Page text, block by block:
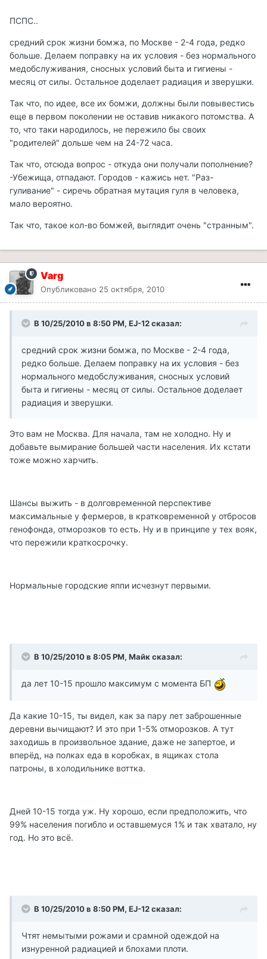
ПСПС..
средний срок жизни бомжа, по Москве - 2-4 года, редко
больше. Делаем поправку на их условия - без нормального
медобслуживания, сносных условий быта и гигиены -
месяц от силы. Остальное доделает радиация и зверушки.
Так что, по идее, все их бомжи, должны были повывестись
еще в первом поколении не оставив никакого потомства. А
то, что таки народилось, не пережило бы своих
"родителей" дольше чем на 24-72 часа.
Так что, отсюда вопрос - откуда они получали пополнение?
-Убежища, отпадают. Городов - кажись нет. "Раз-
гуливание" - сиречь обратная мутация гуля в человека,
мало вероятно.
Так что, такое кол-во бомжей, выглядит очень "странным".
Varg
Опубликовано 25 октября, 2010
В 10/25/2010 в 8:50 PM, EJ-12 сказал:
средний срок жизни бомжа, по Москве - 2-4 года,
редко больше. Делаем поправку на их условия - без
нормального медобслуживания, сносных условий
быта и гигиены - месяц от силы. Остальное доделает
радиация и зверушки.
Это вам не Москва. Для начала, там не холодно. Ну и
добавьте вымирание большей части населения. Их кстати
тоже можно харчить.
Шансы выжить - в долговременной перспективе
максимальные у фермеров, в кратковременной у отбросов
генофонда, отморозков то есть. Ну и в принципе у тех вояк,
что пережили краткосрочку.
Нормальные городские яппи исчезнут первыми.
В 10/25/2010 в 8:05 PM, Майк сказал:
да лет 10-15 прошло максимум с момента БП
Да какие 10-15, ты видел, как за пару лет заброшенные
деревни вычищают? И это при 1-5% отморозков. А тут
заходишь в произвольное здание, даже не запертое, и
вперёд, на полках еда в коробках, в ящиках стола
патроны, в холодильнике воттка.
Дней 10-15 тогда уж. Ну хорошо, если предположить, что
99% населения погибло и оставшемуся 1% и так хватало, ну
год. Но это всё.
В 10/25/2010 в 8:50 PM, EJ-12 сказал:
Чтят немытыми рожами и срамной одеждой на
изнуренной радиацией и блохами плоти.